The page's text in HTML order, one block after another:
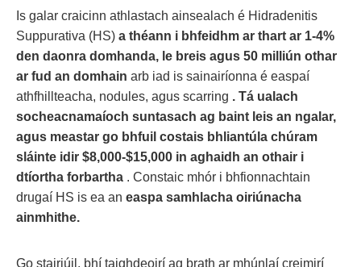
Is galar craicinn athlastach ainsealach é Hidradenitis
Suppurativa (HS) a théann i bhfeidhm ar thart ar 1-4%
den daonra domhanda, le breis agus 50 milliún othar
ar fud an domhain arb iad is sainairíonna é easpaí
athfhillteacha, nodules, agus scarring . Tá ualach
socheacnamaíoch suntasach ag baint leis an ngalar,
agus meastar go bhfuil costais bhliantúla chúram
sláinte idir $8,000-$15,000 in aghaidh an othair i
dtíortha forbartha . Constaic mhór i bhfionnachtain
drugaí HS is ea an easpa samhlacha oiriúnacha
ainmhithe.
Go stairiúil, bhí taighdeoirí ag brath ar mhúnlaí creimirí